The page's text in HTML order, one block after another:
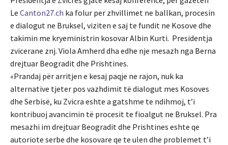
Le Canton27.ch ka folur per zhvillimet ne ballkan, procesin
e dialogut ne Bruksel, viziten e saj te fundit ne Kosove dhe
takimin me kryeministrin kosovar Albin Kurti. Presidentja
zvicerane znj. Viola Amherd dha edhe nje mesazh nga Berna
drejtuar Beogradit dhe Prishtines.
«Prandaj për arritjen e kesaj paqje ne rajon, nuk ka
alternative tjeter pos vazhdimit të dialogut mes Kosoves
dhe Serbisë, ku Zvicra eshte a gatshme te ndihmoj, t’i
kontribuoj avancimin të procesit te fioalgut ne Bruksel. Pra
mesazhi im drejtuar Beogradit dhe Prishtines eshte qe
autoriote serbe dhe kosovare qe te ulen dhe problemet t’i